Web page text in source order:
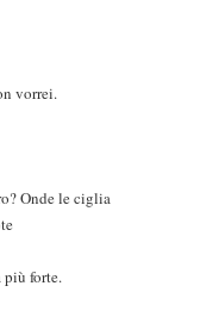
Onde le ciglia
più forte.